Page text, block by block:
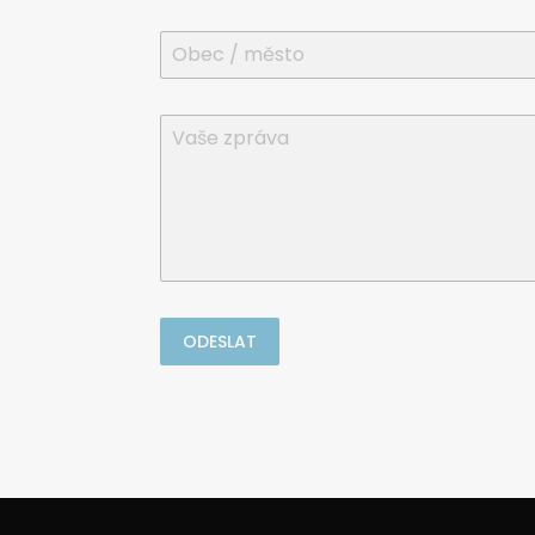
ODESLAT